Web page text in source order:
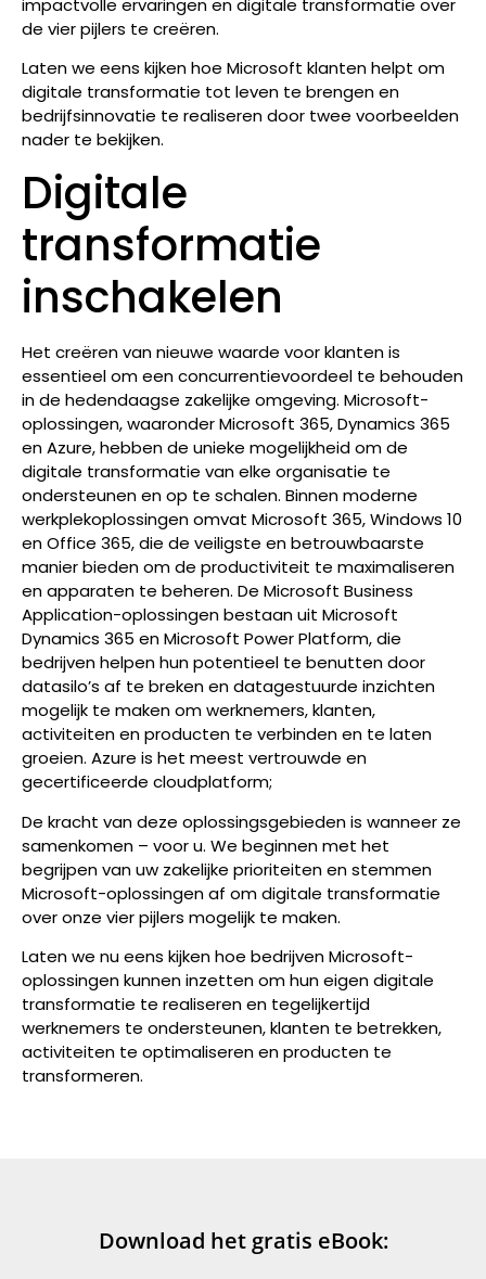
de vier pijlers te creëren.
Laten we eens kijken hoe Microsoft klanten helpt om
digitale transformatie tot leven te brengen en
bedrijfsinnovatie te realiseren door twee voorbeelden
nader te bekijken.
Digitale
transformatie
inschakelen
Het creëren van nieuwe waarde voor klanten is
essentieel om een concurrentievoordeel te behouden
in de hedendaagse zakelijke omgeving. Microsoft-
oplossingen, waaronder Microsoft 365, Dynamics 365
en Azure, hebben de unieke mogelijkheid om de
digitale transformatie van elke organisatie te
ondersteunen en op te schalen. Binnen moderne
werkplekoplossingen omvat Microsoft 365, Windows 10
en Office 365, die de veiligste en betrouwbaarste
manier bieden om de productiviteit te maximaliseren
en apparaten te beheren. De Microsoft Business
Application-oplossingen bestaan uit Microsoft
Dynamics 365 en Microsoft Power Platform, die
bedrijven helpen hun potentieel te benutten door
datasilo’s af te breken en datagestuurde inzichten
mogelijk te maken om werknemers, klanten,
activiteiten en producten te verbinden en te laten
groeien. Azure is het meest vertrouwde en
gecertificeerde cloudplatform;
De kracht van deze oplossingsgebieden is wanneer ze
samenkomen – voor u. We beginnen met het
begrijpen van uw zakelijke prioriteiten en stemmen
Microsoft-oplossingen af om digitale transformatie
over onze vier pijlers mogelijk te maken.
Laten we nu eens kijken hoe bedrijven Microsoft-
oplossingen kunnen inzetten om hun eigen digitale
transformatie te realiseren en tegelijkertijd
werknemers te ondersteunen, klanten te betrekken,
activiteiten te optimaliseren en producten te
transformeren.
Download het gratis eBook: